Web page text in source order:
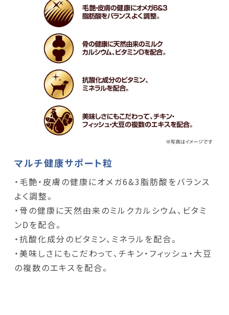
マルチ健康サポート粒
・毛艶・皮膚の健康にオメガ6&3脂肪酸をバランス
よく調整。
・骨の健康に天然由来のミルクカルシウム、ビタミ
ンDを配合。
・抗酸化成分のビタミン、ミネラルを配合。
・美味しさにもこだわって、チキン・フィッシュ・大豆
の複数のエキスを配合。